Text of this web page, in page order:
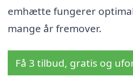
emhætte fungerer
mange år fremover.
Få 3 tilbud, gratis og